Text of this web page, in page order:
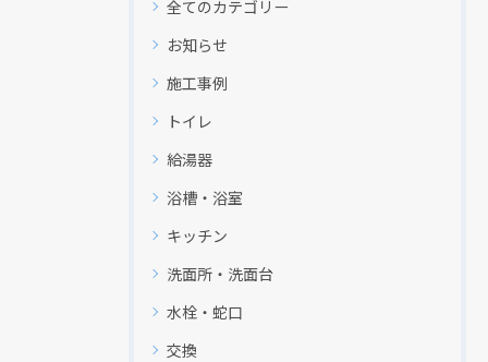
全てのカテゴリー
お知らせ
施工事例
トイレ
給湯器
浴槽・浴室
キッチン
洗面所・洗面台
水栓・蛇口
交換